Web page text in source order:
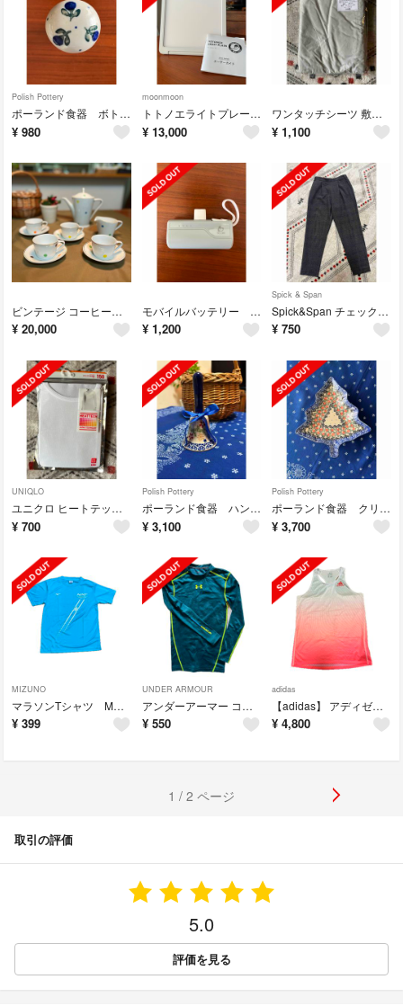
Polish Pottery
ポーランド食器 ボトルストッパー コルク栓
¥ 980
moonmoon
トトノエライトプレーン 光 目覚まし時計
¥ 13,000
ワンタッチシーツ 敷布団用 シングル ‼️お値下げ
¥ 1,100
ビンテージ コーヒーセット
¥ 20,000
モバイルバッテリー 5000mAh
¥ 1,200
Spick & Span
Spick&Span チェックテーパードパンツ ウールライクパンツ グレー 40
¥ 750
UNIQLO
ユニクロ ヒートテック150 Uネック
¥ 700
Polish Pottery
ポーランド食器 ハンドベル
¥ 3,100
Polish Pottery
ポーランド食器 クリスマスツリー形プレート(小)
¥ 3,700
MIZUNO
マラソンTシャツ Mサイズ
¥ 399
UNDER ARMOUR
アンダーアーマー コンプレッションウェア SM
¥ 550
adidas
【adidas】 アディゼロ ランニング シングレットＬ
¥ 4,800
1 / 2 ページ
取引の評価
5.0
評価を見る